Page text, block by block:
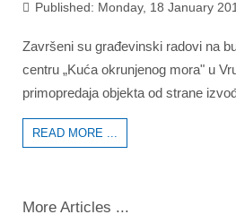
Published: Monday, 18 January
Završeni su građevinski radovi na
centru „Kuća okrunjenog mora" u
primopredaja objekta od strane
READ MORE ...
More Articles ...